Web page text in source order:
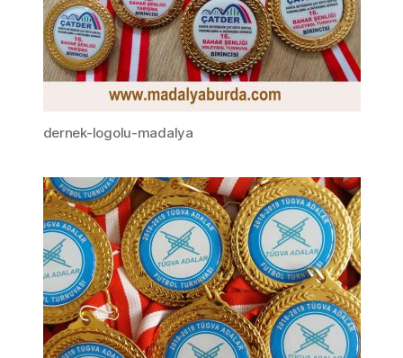
dernek-logolu-madalya